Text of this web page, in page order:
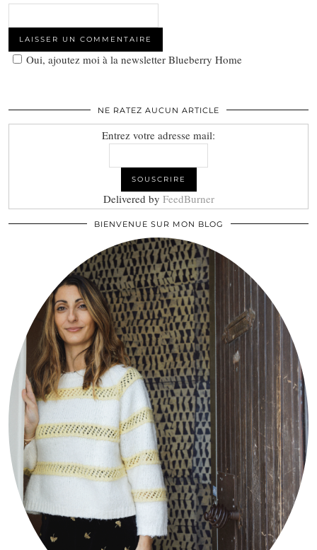
Oui, ajoutez moi à la newsletter Blueberry Home
NE RATEZ AUCUN ARTICLE
Entrez votre adresse mail:
Delivered by FeedBurner
BIENVENUE SUR MON BLOG